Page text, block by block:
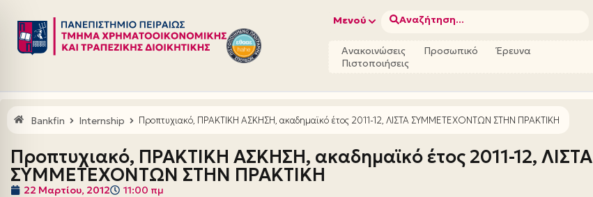
Μεταπηδήστε
στο
Μενού Αναζήτηση...
Ανακοινώσεις Προσωπικό
Έρευνα
Πιστοποιήσεις
Bankfin Internship Προπτυχιακό, ΠΡΑΚΤΙΚΗ ΑΣΚΗΣΗ, ακαδημαϊκό έτος 2011-12, ΛΙΣΤΑ ΣΥΜΜΕΤΕΧΟΝΤΩΝ ΣΤΗΝ ΠΡΑΚΤΙΚΗ
Προπτυχιακό, ΠΡΑΚΤΙΚΗ ΑΣΚΗΣΗ, ακαδημαϊκό έτος 2011-12, ΛΙΣΤΑ
ΣΥΜΜΕΤΕΧΟΝΤΩΝ ΣΤΗΝ ΠΡΑΚΤΙΚΗ
22 Μαρτίου, 2012 11:00 πμ